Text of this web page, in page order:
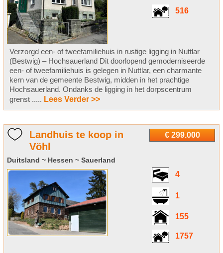
516
Verzorgd een- of tweefamiliehuis in rustige ligging in Nuttlar
(Bestwig) – Hochsauerland Dit doorlopend gemoderniseerde
een- of tweefamiliehuis is gelegen in Nuttlar, een charmante
kern van de gemeente Bestwig, midden in het prachtige
Hochsauerland. Ondanks de ligging in het dorpscentrum
grenst ..... Lees Verder >>
€ 299.000
Landhuis te koop in
Vöhl
Duitsland ~ Hessen ~ Sauerland
4
1
155
1757